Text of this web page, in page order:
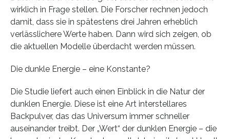
wirklich in Frage stellen. Die Forscher rechnen jedoch
damit, dass sie in spätestens drei Jahren erheblich
verlässlichere Werte haben. Dann wird sich zeigen, ob
die aktuellen Modelle überdacht werden müssen.
Die dunkle Energie – eine Konstante?
Die Studie liefert auch einen Einblick in die Natur der
dunklen Energie. Diese ist eine Art interstellares
Backpulver, das das Universum immer schneller
auseinander treibt. Der „Wert“ der dunklen Energie – die